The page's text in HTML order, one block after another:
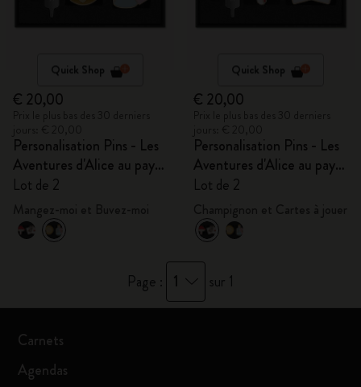
Quick Shop
€ 20,00
Personalisation Pins - Les
Aventures d'Alice au pays
des merveilles
Lot de 2
Quick Shop
€ 20,00
Personalisation Pins - Les
Aventures d'Alice au pays
des merveilles
Lot de 2
Page : 1 sur 1
Carnets
Agendas